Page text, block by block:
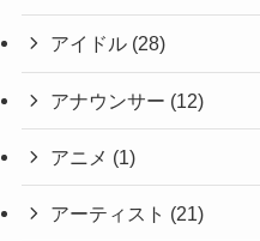
アイドル (28)
アナウンサー (12)
アニメ (1)
アーティスト (21)